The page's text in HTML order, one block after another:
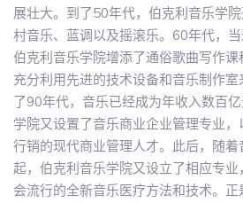
展壮大。到了50年代，伯克利音乐学
村音乐、蓝调以及摇滚乐。60年代，当
伯克利音乐学院增添了通俗歌曲写作
充分利用先进的技术设备和音乐制作
了90年代，音乐已经成为年收入数百
学院又设置了音乐商业企业管理专业
行销的现代商业管理人才。此后，随
起，伯克利音乐学院又设立了相应专
会流行的全新音乐医疗方法和技术。